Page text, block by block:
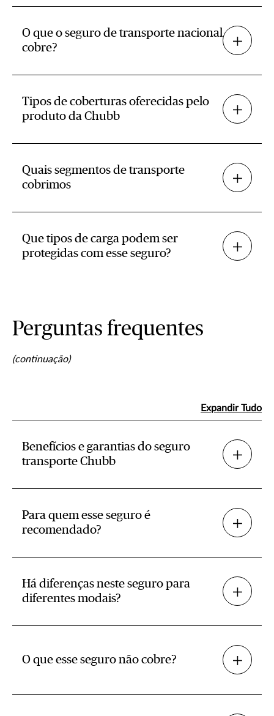
O que o seguro de transporte nacional
cobre?
Tipos de coberturas oferecidas pelo
produto da Chubb
Quais segmentos de transporte
cobrimos
Que tipos de carga podem ser
protegidas com esse seguro?
Perguntas frequentes
(continuação)
Expandir Tudo
Benefícios e garantias do seguro
transporte Chubb
Para quem esse seguro é
recomendado?
Há diferenças neste seguro para
diferentes modais?
O que esse seguro não cobre?